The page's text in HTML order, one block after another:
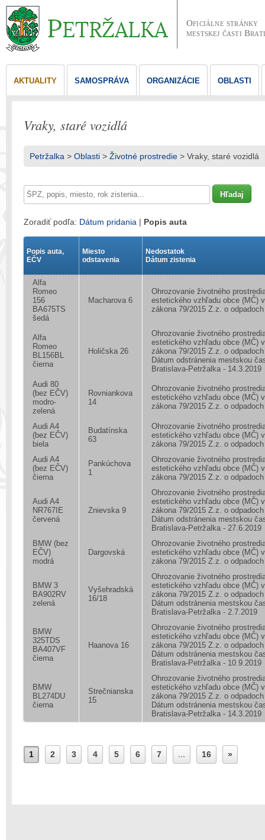
Oficiálne stránky
mestskej časti
AKTUALITY SAMOSPRÁVA ORGANIZÁCIE OBLASTI
Vraky, staré vozidlá
Petržalka > Oblasti > Životné prostredie > Vraky, staré vozidlá
Zoradiť podľa: Dátum pridania | Popis auta
Popis auta,
EČV
Miesto
odstavenia
Nedostatok
Dátum zistenia
Alfa
Romeo
156
BA675TS
šedá
Macharova 6
Ohrozovanie životného
estetického vzhľadu obce (MČ)
zákona 79/2015 Z.z. o odpadoch
Alfa
Romeo
BL156BL
čierna
Holičska 26
Ohrozovanie životného
estetického vzhľadu obce (MČ)
zákona 79/2015 Z.z. o odpadoch
Dátum odstránenia mestskou
Bratislava-Petržalka - 14.3.2019
Audi 80
(bez EČV)
modro-
zelená
Rovniankova
14
Ohrozovanie životného
estetického vzhľadu obce (MČ)
zákona 79/2015 Z.z. o odpadoch
Audi A4
(bez EČV)
biela
Budatínska
63
Ohrozovanie životného
estetického vzhľadu obce (MČ)
zákona 79/2015 Z.z. o odpadoch
Audi A4
(bez EČV)
čierna
Pankúchova
1
Ohrozovanie životného
estetického vzhľadu obce (MČ)
zákona 79/2015 Z.z. o odpadoch
Audi A4
NR767IE
červená
Znievska 9
Ohrozovanie životného
estetického vzhľadu obce (MČ)
zákona 79/2015 Z.z. o odpadoch
Dátum odstránenia mestskou
Bratislava-Petržalka - 27.6.2019
BMW (bez
EČV)
modrá
Dargovská
Ohrozovanie životného
estetického vzhľadu obce (MČ)
zákona 79/2015 Z.z. o odpadoch
BMW 3
BA902RV
zelená
Vyšehradská
16/18
Ohrozovanie životného
estetického vzhľadu obce (MČ)
zákona 79/2015 Z.z. o odpadoch
Dátum odstránenia mestskou
Bratislava-Petržalka - 2.7.2019
BMW
325TDS
BA407VF
čierna
Haanova 16
Ohrozovanie životného
estetického vzhľadu obce (MČ)
zákona 79/2015 Z.z. o odpadoch
Dátum odstránenia mestskou
Bratislava-Petržalka - 10.9.2019
BMW
BL274DU
čierna
Strečnianska
15
Ohrozovanie životného
estetického vzhľadu obce (MČ)
zákona 79/2015 Z.z. o odpadoch
Dátum odstránenia mestskou
Bratislava-Petržalka - 14.3.2019
1 2 3 4 5 6 7 ... 16 »